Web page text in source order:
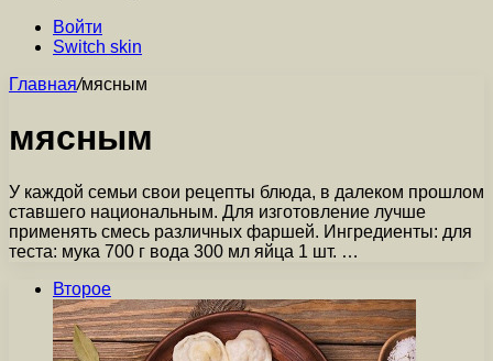
Войти
Switch skin
Главная/мясным
мясным
У каждой семьи свои рецепты блюда, в далеком прошлом
ставшего национальным. Для изготовление лучше
применять смесь различных фаршей. Ингредиенты: для
теста: мука 700 г вода 300 мл яйца 1 шт. …
Второе